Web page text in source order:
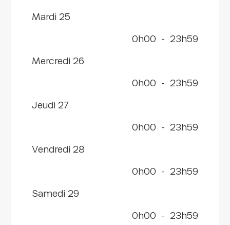
mardi 25
0h00 - 23h59
mercredi 26
0h00 - 23h59
jeudi 27
0h00 - 23h59
vendredi 28
0h00 - 23h59
samedi 29
0h00 - 23h59